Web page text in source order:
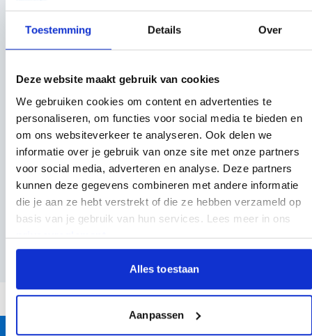
Toestemming Details Over
Deze website maakt gebruik van cookies
We gebruiken cookies om content en advertenties te
personaliseren, om functies voor social media te bieden en
om ons websiteverkeer te analyseren. Ook delen we
informatie over je gebruik van onze site met onze partners
voor social media, adverteren en analyse. Deze partners
kunnen deze gegevens combineren met andere informatie
die je aan ze hebt verstrekt of die ze hebben verzameld op
basis van je gebruik van hun services. Lees meer in ons
privacyreglement.
Alles toestaan
Aanpassen
Sneeuwkettingen Vrachtwagen Ottinger Easy-TC
513203
219,00Per stuk